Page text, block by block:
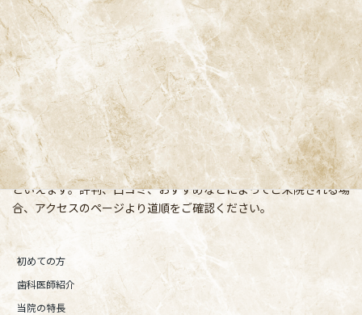
阿佐ヶ谷ことぶき歯科・矯正歯科
〒166-0004 東京都杉並区阿佐谷南3-37-14 第二北原ビル3階
阿佐ヶ谷の歯医者「阿佐ヶ谷ことぶき歯科・矯正歯科」 は、JR中
央線(快速)「阿佐ケ谷駅」徒歩0分 / JR中央/総武線「阿佐ケ谷駅」
徒歩0分 / 東京メトロ丸ノ内線「南阿佐ケ谷駅」徒歩8分の、駅す
ぐでとても通いやすい場所にある歯医者です。杉並区や中野区、新
宿、東京都内、隣接県や遠方からも患者様に来院頂きやすい環境
といえます。評判、口コミ、おすすめなどによってご来院される場
合、アクセスのページより道順をご確認ください。
初めての方
歯科医師紹介
当院の特長